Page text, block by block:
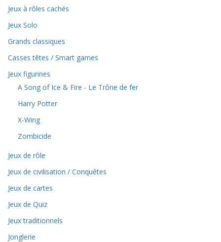
Jeux à rôles cachés
Jeux Solo
Grands classiques
Casses têtes / Smart games
Jeux figurines
A Song of Ice & Fire - Le Trône de fer
Harry Potter
X-Wing
Zombicide
Jeux de rôle
Jeux de civilisation / Conquêtes
Jeux de cartes
Jeux de Quiz
Jeux traditionnels
Jonglerie